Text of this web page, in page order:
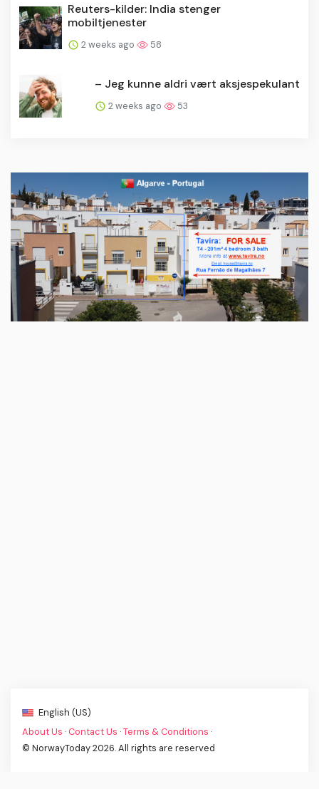
Reuters-kilder: India stenger
mobiltjenester
2 weeks ago 58
– Jeg kunne aldri vært aksjespekulant
2 weeks ago 53
English (US)
About Us · Contact Us ·Terms & Conditions ·
© NorwayToday 2026. All rights are reserved